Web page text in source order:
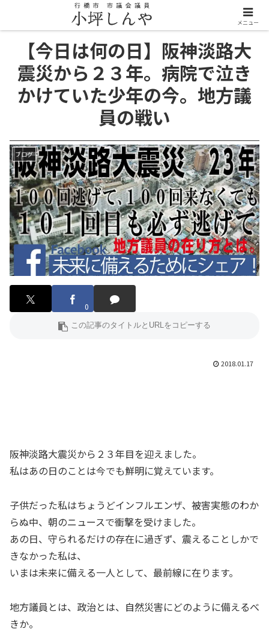
【今日は何の日】阪神淡路大
震災から２３年。病院で泣き
かけていた少年の今。地方議
員の戦い
ブログ
0
2018.01.17
阪神淡路大震災から２３年目を迎えました。
私はあの日のことは今でも鮮明に覚えています。
子供だった私はちょうどインフルエンザ、被害実態のわか
らぬ中、朝のニュースで衝撃を受けました。
あの日、守られるだけの存在に過ぎず、震えることしかで
きなかった私は、
いまは未来に備える一人として、最前線に在ります。
地方議員とは、政治とは、自然災害にどのように備えるべ
きか。
メニュー